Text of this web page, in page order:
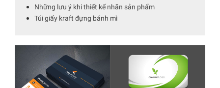
Những lưu ý khi thiết kế nhãn sản phẩm
Túi giấy kraft đựng bánh mì